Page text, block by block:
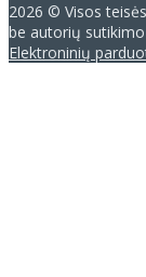
2026 © Visos
be autorių
Elektroninių